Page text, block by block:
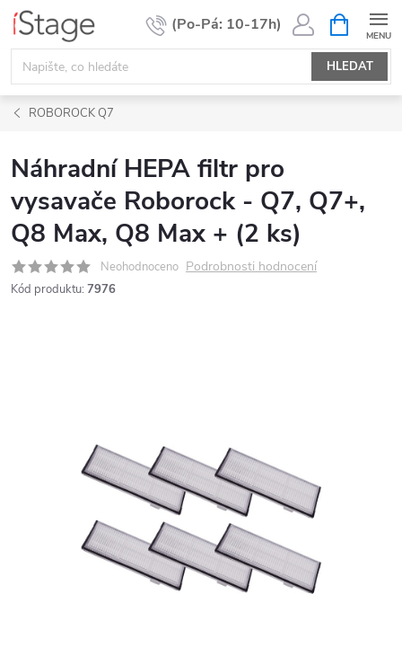
Přejít
obsah
HLEDAT
NÁKUPNÍ
KOŠÍK
ROBOROCK Q7
Náhradní HEPA filtr pro
vysavače Roborock - Q7, Q7+,
Q8 Max, Q8 Max + (2 ks)
Neohodnoceno Podrobnosti hodnocení
Kód produktu: 7976